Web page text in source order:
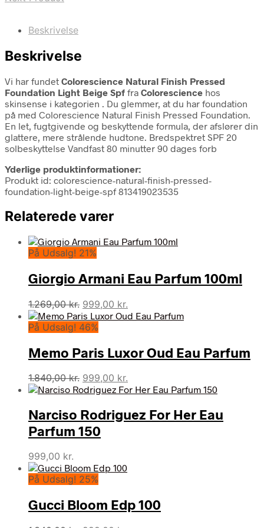
Beskrivelse
Beskrivelse
Vi har fundet Colorescience Natural Finish Pressed
Foundation Light Beige Spf fra Colorescience hos
skinsense i kategorien . Du glemmer, at du har foundation
på med Colorescience Natural Finish Pressed Foundation.
En let, fugtgivende og beskyttende formula, der afslører din
glattere, mere strålende hudtone. Bredspektret SPF 20
solbeskyttelse Vandfast 80 minutter 90 dages forb
Yderlige produktinformationer:
Produkt id: colorescience-natural-finish-pressed-
foundation-light-beige-spf 813419023535
Relaterede varer
På Udsalg! 21%
Giorgio Armani Eau Parfum 100ml
1.269,00kr. Den
oprindelige
pris
1.269,00 kr..
999,00 kr.
aktuelle
999,00 kr..
På Udsalg! 46%
Memo Paris Luxor Oud Eau Parfum
1.840,00kr. Den
oprindelige
var:
1.840,00 kr..
999,00 kr.
aktuelle
er:
999,00 kr..
Narciso Rodriguez For Her Eau
Parfum 150
999,00 kr.
På Udsalg! 25%
Gucci Bloom Edp 100